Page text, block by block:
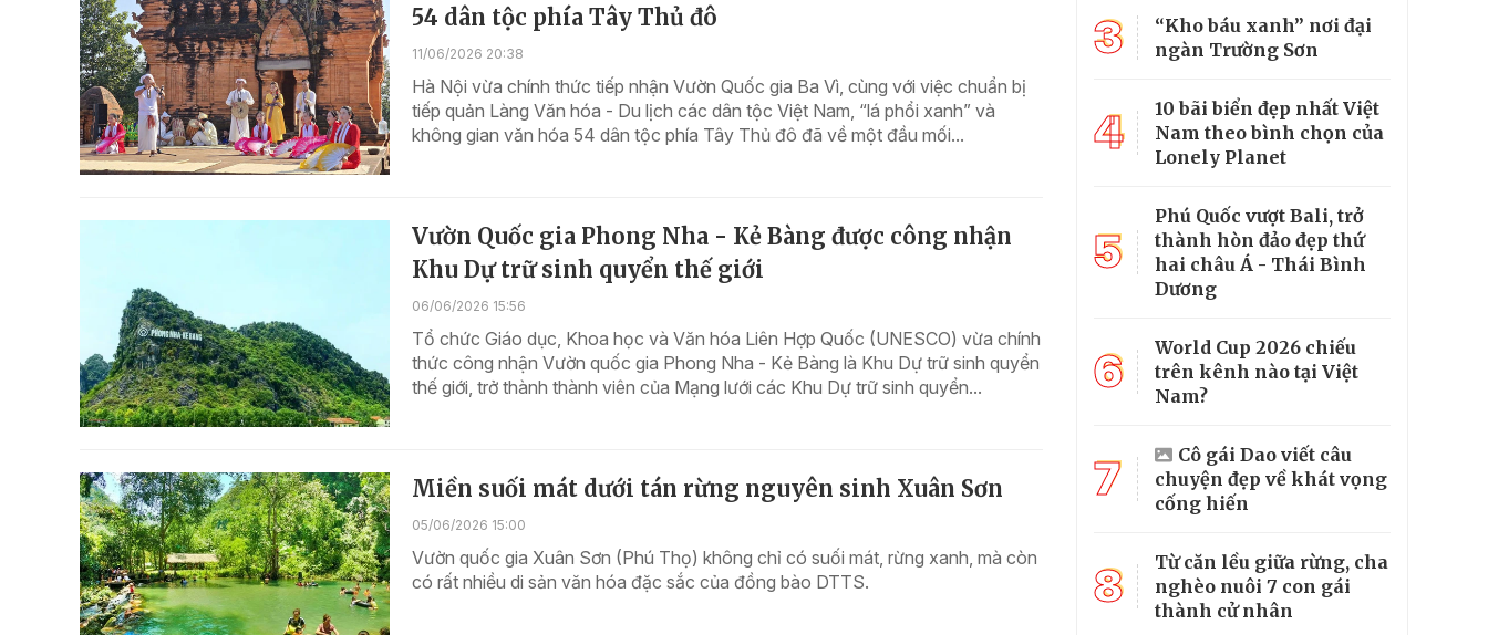
54 dân tộc phía Tây Thủ đô
11/06/2026 20:38
Hà Nội vừa chính thức tiếp nhận Vườn Quốc gia Ba Vì, cùng với việc chuẩn bị
tiếp quản Làng Văn hóa - Du lịch các dân tộc Việt Nam, “lá phổi xanh” và
không gian văn hóa 54 dân tộc phía Tây Thủ đô đã về một đầu mối...
Vườn Quốc gia Phong Nha - Kẻ Bàng được công nhận
Khu Dự trữ sinh quyển thế giới
06/06/2026 15:56
Tổ chức Giáo dục, Khoa học và Văn hóa Liên Hợp Quốc (UNESCO) vừa chính
thức công nhận Vườn quốc gia Phong Nha - Kẻ Bàng là Khu Dự trữ sinh quyển
thế giới, trở thành thành viên của Mạng lưới các Khu Dự trữ sinh quyển...
Miền suối mát dưới tán rừng nguyên sinh Xuân Sơn
05/06/2026 15:00
Vườn quốc gia Xuân Sơn (Phú Thọ) không chỉ có suối mát, rừng xanh, mà còn
có rất nhiều di sản văn hóa đặc sắc của đồng bào DTTS.
3
“Kho báu xanh” nơi đại
ngàn Trường Sơn
4
10 bãi biển đẹp nhất Việt
Nam theo bình chọn của
Lonely Planet
5
Phú Quốc vượt Bali, trở
thành hòn đảo đẹp thứ
hai châu Á - Thái Bình
Dương
6
World Cup 2026 chiếu
trên kênh nào tại Việt
Nam?
7
Cô gái Dao viết câu
chuyện đẹp về khát vọng
cống hiến
8
Từ căn lều giữa rừng, cha
nghèo nuôi 7 con gái
thành cử nhân